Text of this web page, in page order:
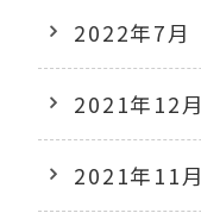
2022年7月
2021年12月
2021年11月